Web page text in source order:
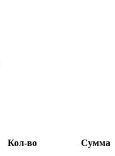
Кол-во
Сумма